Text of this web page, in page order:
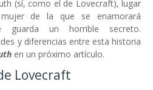
(sí, como el de Lovecraft), lugar
de la que se enamorará
guarda un horrible secreto.
y diferencias entre esta historia
en un próximo artículo.
Lovecraft